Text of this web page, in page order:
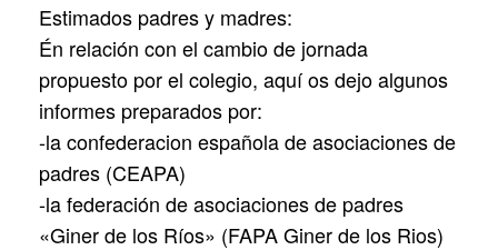
Estimados padres y madres:
Én relación con el cambio de jornada
propuesto por el colegio, aquí os dejo algunos
informes preparados por:
-la confederacion española de asociaciones de
padres (CEAPA)
-la federación de asociaciones de padres
«Giner de los Ríos» (FAPA Giner de los Rios)